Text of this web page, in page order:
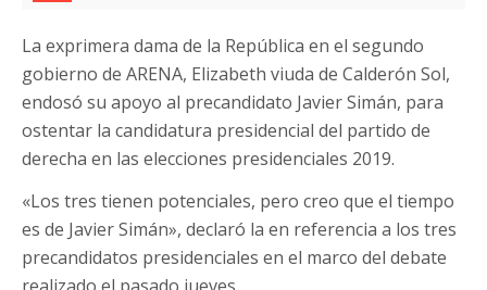
La exprimera dama de la República en el segundo
gobierno de ARENA, Elizabeth viuda de Calderón Sol,
endosó su apoyo al precandidato Javier Simán, para
ostentar la candidatura presidencial del partido de
derecha en las elecciones presidenciales 2019.
«Los tres tienen potenciales, pero creo que el tiempo
es de Javier Simán», declaró la en referencia a los tres
precandidatos presidenciales en el marco del debate